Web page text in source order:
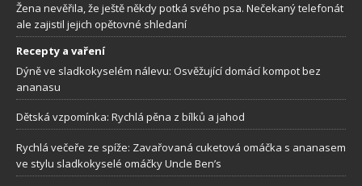
Žena nevěřila, že ještě někdy potká svého psa. Nečekaný telefonát
ale zajistil jejich opětovné shledaní
Recepty a vaření
Dýně ve sladkokyselém nálevu: Osvěžující domácí kompot bez
ananasu
Dětská vzpomínka: Rychlá pěna z bílků a jahod
Rychlá večeře ze spíže: Zavařovaná cuketová omáčka s ananasem
ve stylu sladkokyselé omáčky Uncle Ben’s